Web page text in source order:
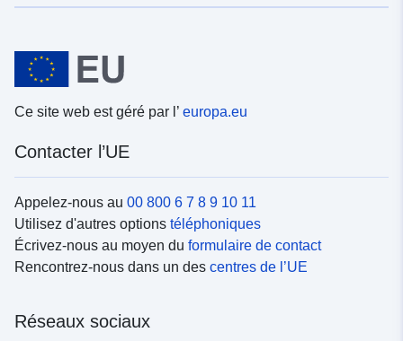
Ce site web est géré par l’ europa.eu
Contacter l’UE
Appelez-nous au 00 800 6 7 8 9 10 11
Utilisez d'autres options téléphoniques
Écrivez-nous au moyen du formulaire de contact
Rencontrez-nous dans un des centres de l’UE
Réseaux sociaux